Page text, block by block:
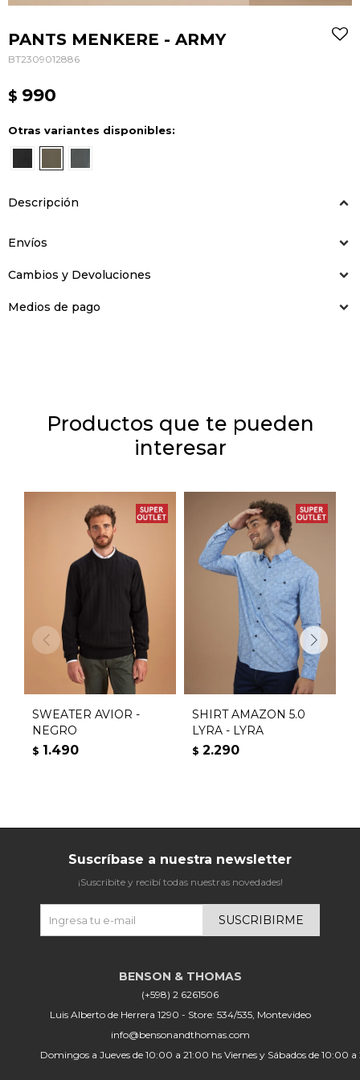
PANTS MENKERE - ARMY
BT2309012886
$ 990
Otras variantes disponibles:
Descripción
Envíos
Cambios y Devoluciones
Medios de pago
Productos que te pueden
interesar
SWEATER AVIOR -
NEGRO
$ 1.490
SHIRT AMAZON 5.0
LYRA - LYRA
$ 2.290
(+598) 2 6261506
Luis Alberto de Herrera 1290 - Store: 534/535, Montevideo
info@bensonandthomas.com
Domingos a Jueves de 10:00 a 21:00 hs Viernes y Sábados de 10:00
Suscríbase a nuestra newsletter
¡Suscribite y recibí todas nuestras novedades!
SUSCRIBIRME